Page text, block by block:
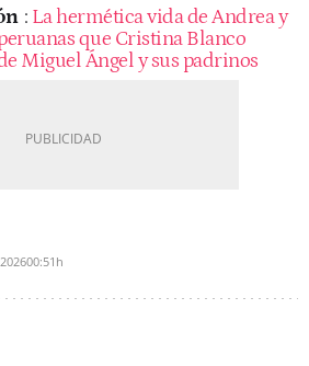
: La hermética vida de Andrea y
que Cristina Blanco
Miguel Ángel y sus padrinos
00:51h